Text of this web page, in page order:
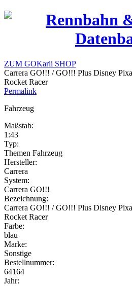
ZUM GOKarli SHOP
Carrera GO!!! / GO!!! Plus Disney
Rocket Racer
Permalink
Fahrzeug
Maßstab:
1:43
Typ:
Themen Fahrzeug
Hersteller:
Carrera
System:
Carrera GO!!!
Bezeichnung:
Carrera GO!!! / GO!!! Plus Disney
Rocket Racer
Farbe:
blau
Marke:
Sonstige
Bestellnummer:
64164
Jahr: